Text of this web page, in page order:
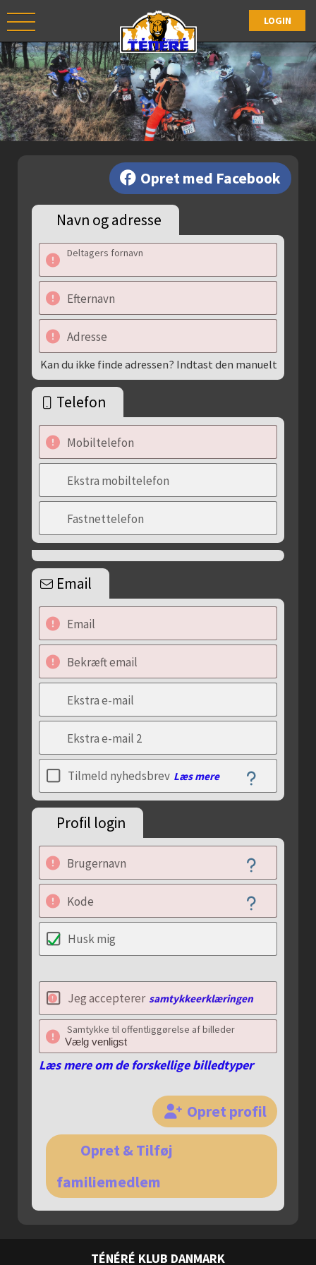
Opret med Facebook
Navn og adresse
Deltagers fornavn
Efternavn
Adresse
Kan du ikke finde adressen? Indtast den manuelt
Telefon
Mobiltelefon
Ekstra mobiltelefon
Fastnettelefon
Email
Email
Bekræft email
Ekstra e-mail
Ekstra e-mail 2
Tilmeld nyhedsbrev Læs mere
Profil login
Brugernavn
Kode
Husk mig
Jeg accepterer samtykkeerklæringen
Samtykke til offentliggørelse af billeder
Læs mere om de forskellige billedtyper
Opret profil
Opret & Tilføj
familiemedlem
TÉNÉRÉ KLUB DANMARK